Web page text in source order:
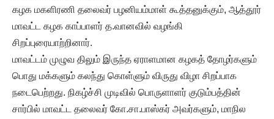
கழக மகளிரணி தலைவர் பழனியம்மாள் கூத்தனுக்கும், ஆத்தூர்
மாவட்ட கழக காப்பாளர் த.வானவில் வழங்கி
சிறப்புரையாற்றினார்.
மாவட்டம் முழுவ திலும் இருந்த ஏராளமான கழகத் தோழர்களும்
பொது மக்களும் கலந்து கொள்ளும் விருது விழா சிறப்பாக
நடைபெற்றது. நிகழ்ச்சி முடிவில் பொருளாளர் குடும்பத்தின்
சார்பில் மாவட்ட தலைவர் கோ.சா.பாஸ்கர் அவர்களும், மாநில